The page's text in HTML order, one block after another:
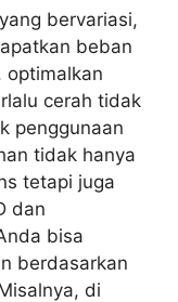
bervariasi,
beban
optimalkan
cerah tidak
penggunaan
tidak hanya
tetapi juga
dan
bisa
berdasarkan
di